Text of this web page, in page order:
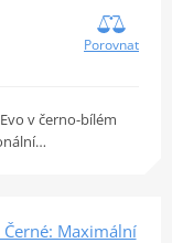
Porovnat
v černo-bílém
Černé: Maximální